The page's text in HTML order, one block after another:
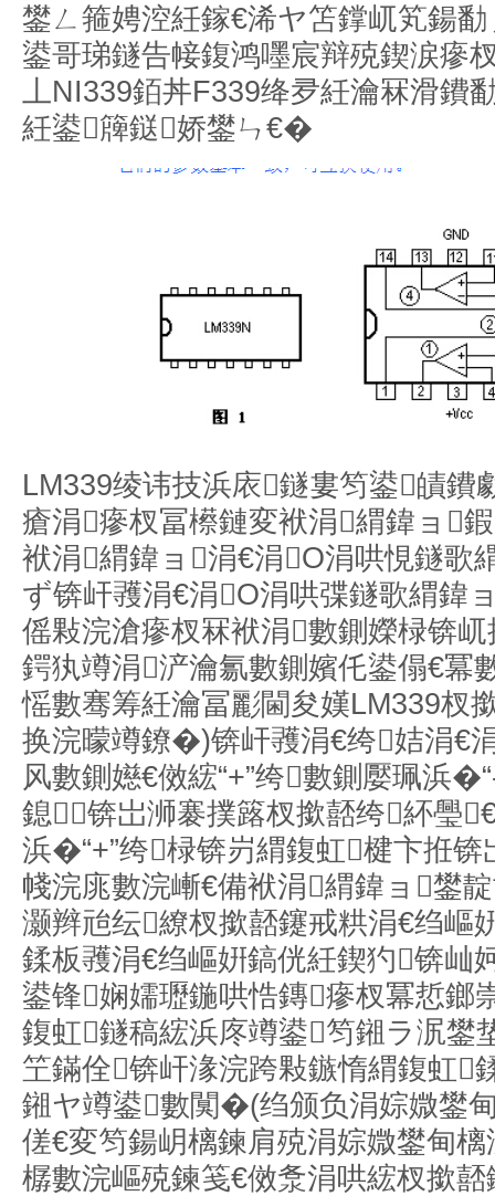
鐢ㄥ箍娉涳紝鎵€浠ヤ笘鐣屼笂鍚
鍙哥珶鐩告帹鍑鸿嚜宸辩殑鍥涙瘮
丄NI339銆丼F339绛夛紝瀹冧滑鐨
紝鍙簰鎹娇鐢ㄣ€�
LM339绫讳技浜庡鐩婁笉鍙皟鐨
瘡涓瘮杈冨櫒鏈変袱涓緭鍏ョ
袱涓緭鍏ョ涓€涓О涓哄悓鐩歌
ず锛屽彟涓€涓О涓哄弽鐩歌緭鍏
傜敤浣滄瘮杈冧袱涓數鍘嬫椂锛
鍔犱竴涓浐瀹氱數鍘嬪仛鍙傝€
愮數骞筹紝瀹冨彲閫夋嫨LM339杈
换浣曚竴鐐�)锛屽彟涓€绔姞涓€
风數鍘嬨€傚綋“+”绔數鍘嬮珮浜
鎴锛岀浉褰撲簬杈撳嚭绔紑璺
浜�“+”绔椂锛岃緭鍑虹楗卞拰
帴浣庣數浣嶃€備袱涓緭鍏ョ鐢
灏辫兘纭繚杈撳嚭鑳戒粠涓€绉嶇
鍒板彟涓€绉嶇姸鎬侊紝鍥犳锛屾
鍙锋娴嬬瓑鍦哄悎鏄瘮杈冪悊鎯
鍑虹鐩稿綋浜庝竴鍙笉鎺ラ泦鐢
笁鏋佺锛屽湪浣跨敤鏃惰緭鍑虹
鎺ヤ竴鍙數闃�(绉颁负涓婃媺鐢
傞€変笉鍚岄樆鍊肩殑涓婃媺鐢甸
樼數浣嶇殑鍊笺€傚洜涓哄綋杈撳